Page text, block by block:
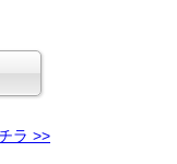
ラ >>